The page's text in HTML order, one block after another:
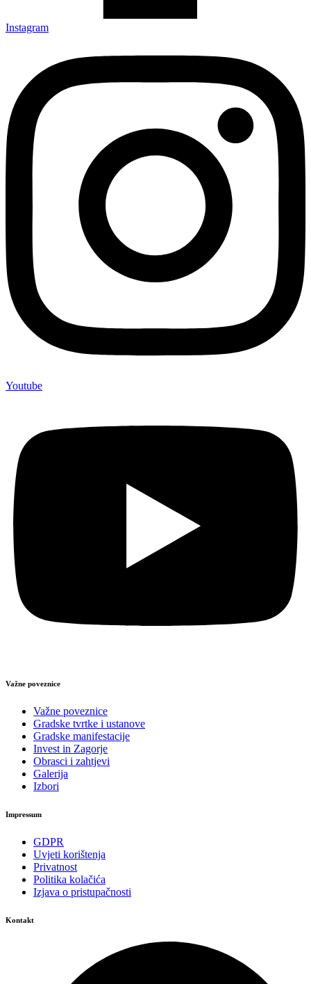
Instagram
Youtube
Važne poveznice
Važne poveznice
Gradske tvrtke i ustanove
Gradske manifestacije
Invest in Zagorje
Obrasci i zahtjevi
Galerija
Izbori
Impressum
GDPR
Uvjeti korištenja
Privatnost
Politika kolačića
Izjava o pristupačnosti
Kontakt